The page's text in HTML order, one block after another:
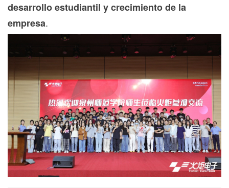
desarrollo estudiantil y crecimiento de la
empresa.